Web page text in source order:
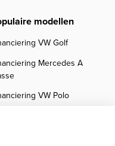
modellen
VW Golf
Mercedes A
VW Polo